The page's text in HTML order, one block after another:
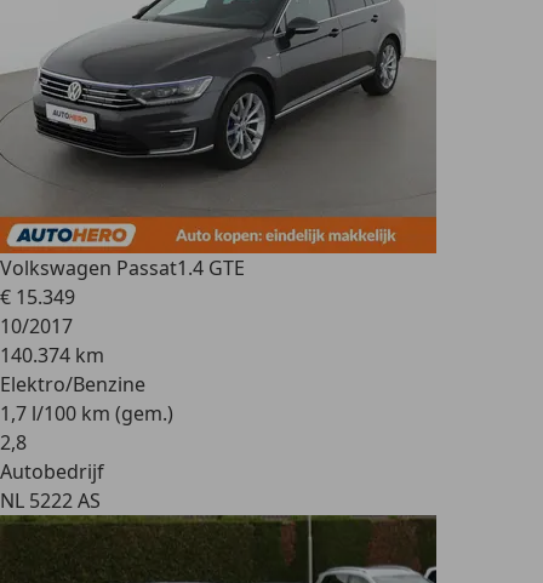
Volkswagen Passat1.4 GTE
€ 15.349
10/2017
140.374 km
Elektro/Benzine
1,7 l/100 km (gem.)
2,8
Autobedrijf
NL 5222 AS